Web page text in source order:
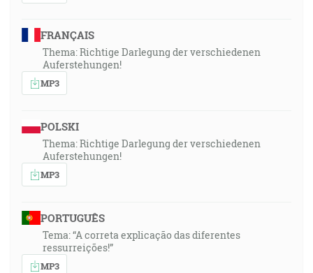
FRANÇAIS
Thema: Richtige Darlegung der verschiedenen
Auferstehungen!
MP3
POLSKI
Thema: Richtige Darlegung der verschiedenen
Auferstehungen!
MP3
PORTUGUÊS
Tema: “A correta explicação das diferentes
ressurreições!”
MP3